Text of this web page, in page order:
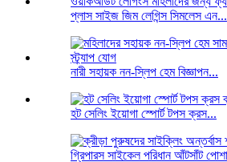
প্লাস সাইজ জিম লেগিন্স সিমলেস এন...
নারী সহায়ক নন-স্লিপ হেম বিজ্ঞাপন...
হট সেলিং ইয়োগা স্পোর্ট টপস ক্রস...